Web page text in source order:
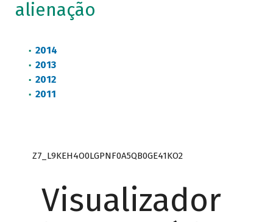
alienação
2014
2013
2012
2011
Z7_L9KEH4O0LGPNF0A5QB0GE41KO2
Visualizador